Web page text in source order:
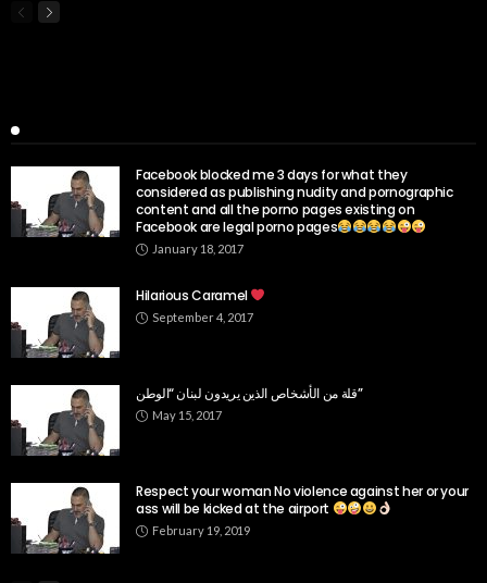
Facebook blocked me 3 days for what they
considered as publishing nudity and pornographic
content and all the porno pages existing on
Facebook are legal porno pages
January 18, 2017
Hilarious Caramel
September 4, 2017
قلة من الأشخاص الذين يريدون لبنان “الوطن”
May 15, 2017
Respect your woman No violence against her or your
ass will be kicked at the airport
February 19, 2019